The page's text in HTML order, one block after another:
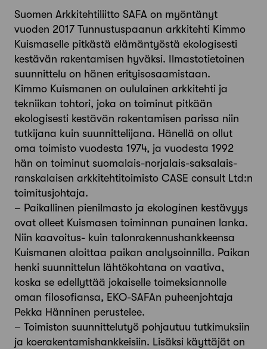
Suomen Arkkitehtiliitto SAFA on myöntänyt
vuoden 2017 Tunnustuspaanun arkkitehti Kimmo
Kuismaselle pitkästä elämäntyöstä ekologisesti
kestävän rakentamisen hyväksi. Ilmastotietoinen
suunnittelu on hänen erityisosaamistaan.
Kimmo Kuismanen on oululainen arkkitehti ja
tekniikan tohtori, joka on toiminut pitkään
ekologisesti kestävän rakentamisen parissa niin
tutkijana kuin suunnittelijana. Hänellä on ollut
oma toimisto vuodesta 1974, ja vuodesta 1992
hän on toiminut suomalais-norjalais-saksalais-
ranskalaisen arkkitehtitoimisto CASE consult Ltd:n
toimitusjohtaja.
– Paikallinen pienilmasto ja ekologinen kestävyys
ovat olleet Kuismasen toiminnan punainen lanka.
Niin kaavoitus- kuin talonrakennushankkeensa
Kuismanen aloittaa paikan analysoinnilla. Paikan
henki suunnittelun lähtökohtana on vaativa,
koska se edellyttää jokaiselle toimeksiannolle
oman filosofiansa, EKO-SAFAn puheenjohtaja
Pekka Hänninen perustelee.
– Toimiston suunnittelutyö pohjautuu tutkimuksiin
ja koerakentamishankkeisiin. Lisäksi käyttäjät on